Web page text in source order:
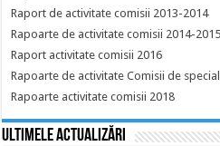
Raport de activitate comisii 2013-2014
Rapoarte de activitate comisii 2014-2015
Raport activitate comisii 2016
Rapoarte de activitate Comisii de
Rapoarte activitate comisii 2018
Ultimele actualizări